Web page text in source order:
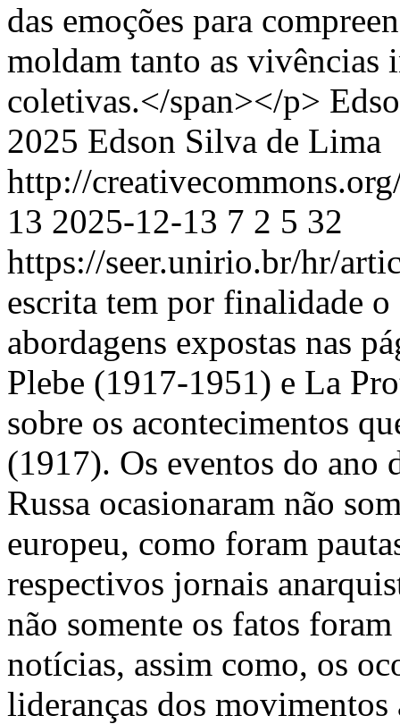
das emoções para
moldam tanto as vivências
coletivas.</span></p>
2025 Edson Silva de Lima
http://
13 2025-12-13 7 2 5 32
https://seer.unirio.br/hr/
escrita tem por finalidade o
abordagens expostas nas
Plebe (1917-1951) e La
sobre os acontecimentos
(1917). Os eventos do ano
Russa ocasionaram não
europeu, como foram
respectivos jornais
não somente os fatos
notícias, assim como, os
lideranças dos movimentos